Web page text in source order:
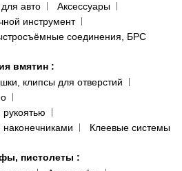
авто
Аксессуары
инструмент
соединения, БРС
вмятин :
клипсы для отверстий
рукоятью
Клеевые системы
пистолеты :